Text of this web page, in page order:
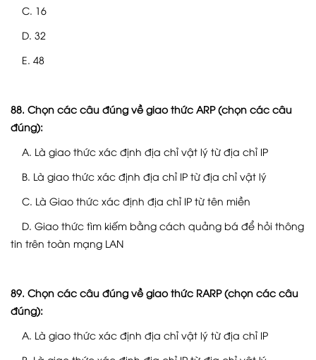
C. 16
D. 32
E. 48
88. Chọn các câu đúng về giao thức ARP (chọn các câu
đúng):
A. Là giao thức xác định địa chỉ vật lý từ địa chỉ IP
B. Là giao thức xác định địa chỉ IP từ địa chỉ vật lý
C. Là Giao thức xác định địa chỉ IP từ tên miền
D. Giao thức tìm kiếm bằng cách quảng bá để hỏi thông
tin trên toàn mạng LAN
89. Chọn các câu đúng về giao thức RARP (chọn các câu
đúng):
A. Là giao thức xác định địa chỉ vật lý từ địa chỉ IP